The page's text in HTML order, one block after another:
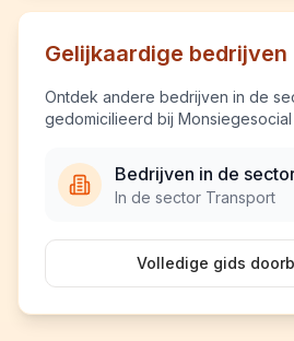
Gelijkaardige bedrijven
Ontdek andere bedrijven in de
gedomicilieerd bij Monsiegesocial
Bedrijven in de
In de sector Transport
Volledige gids